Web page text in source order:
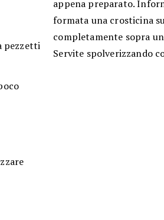
pezzetti
appena preparato.
formata una crosticina
completamente sopra
Servite spolverizzando